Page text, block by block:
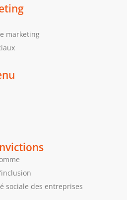
marketing
sociale des entreprises